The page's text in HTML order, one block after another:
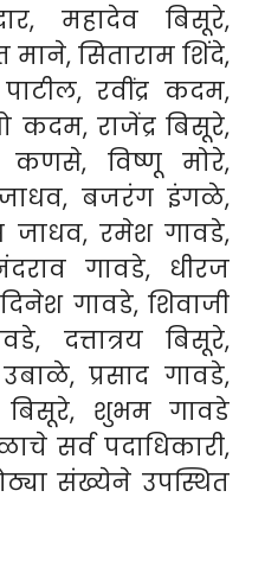
महादेव बिसूरे,
सिताराम शिंदे,
रवींद्र कदम,
कदम, राजेंद्र बिसूरे,
विष्णू मोरे,
जाधव, बजरंग इंगळे,
जाधव, रमेश गावडे,
गावडे, धीरज
गावडे, शिवाजी
दत्तात्रय बिसूरे,
प्रसाद गावडे,
बिसूरे, शुभम गावडे
सर्व पदाधिकारी,
संख्येने उपस्थित